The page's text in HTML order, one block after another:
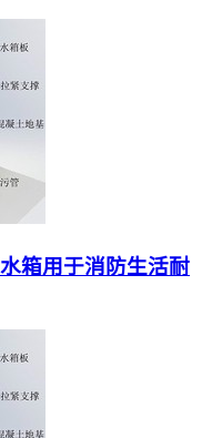
箱用于消防生活耐